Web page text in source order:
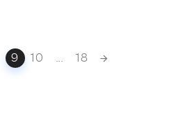
9 10 ... 18